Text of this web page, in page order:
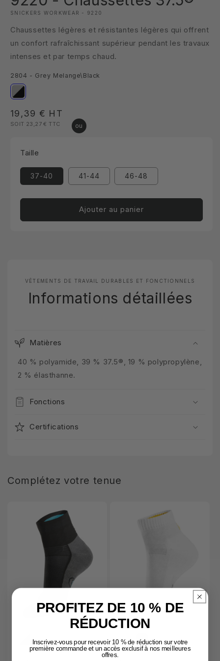
1
dans
fenêtre
SNICKERS WORKWEAR - 9220
Chaussettes légères et résistantes légères qui offrent
un confort rafraîchissant supérieur pendant les travaux
intenses et par temps chaud.
2804 - Grey Melange\Black
Prix
habituel
19,39 € HT
SOIT 23,27 €TTC
Taille
37-40 41-44 46-48
Ajouter au panier
VÊTEMENTS DE TRAVAIL DURABLES ET FONCTIONNELS
Informations détaillées
Matières
40 % polyamide, 39 % 37.5®, 19 % polypropylène,
2 % élasthanne.
Fonctions
Certifications
Complétez votre tenue
PROFITEZ DE 10 % DE
RÉDUCTION
Inscrivez-vous pour recevoir 10 % de réduction sur votre
première commande et un accès exclusif à nos meilleures
offres.